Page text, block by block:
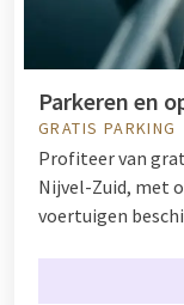
Parkeren en
GRATIS PARKING
Profiteer van
Nijvel-Zuid, met
voertuigen